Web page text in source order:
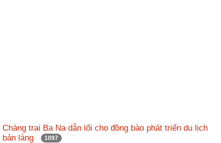
Chàng trai Ba Na dẫn lối cho đồng bào phát triển du lịch
bản làng
1097